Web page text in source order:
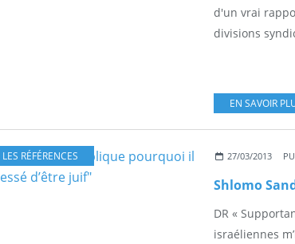
d'un vrai
divisions
EN SAVOIR
LES RÉFÉRENCES 27/03/2013
DR «
israéliennes